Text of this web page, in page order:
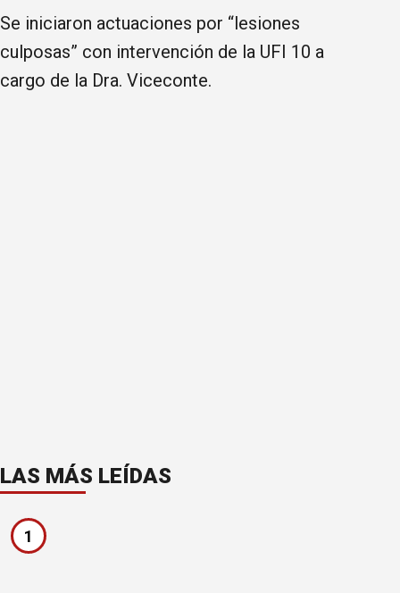
Se iniciaron actuaciones por “lesiones
culposas” con intervención de la UFI 10 a
cargo de la Dra. Viceconte.
LAS MÁS LEÍDAS
1